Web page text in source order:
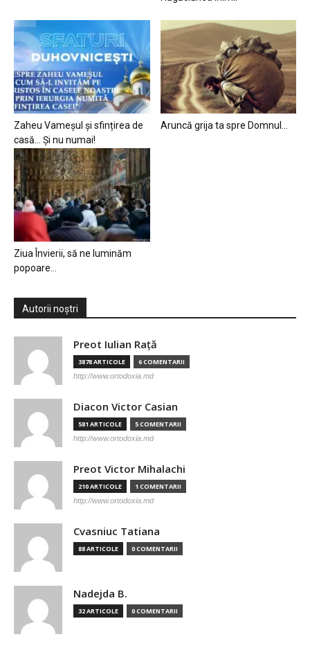
Zaheu Vameșul și sfințirea de
casă… Și nu numai!
Aruncă grija ta spre Domnul…
Ziua Învierii, să ne luminăm
popoare…
Autorii noștri
Preot Iulian Raţă
3878 ARTICOLE 6 COMENTARII
http://www.ortodoxia.md
Diacon Victor Casian
581 ARTICOLE 5 COMENTARII
http://www.ortodoxia.md
Preot Victor Mihalachi
210 ARTICOLE 1 COMENTARII
http://www.ortodoxia.md
Cvasniuc Tatiana
88 ARTICOLE 0 COMENTARII
Nadejda B.
32 ARTICOLE 0 COMENTARII